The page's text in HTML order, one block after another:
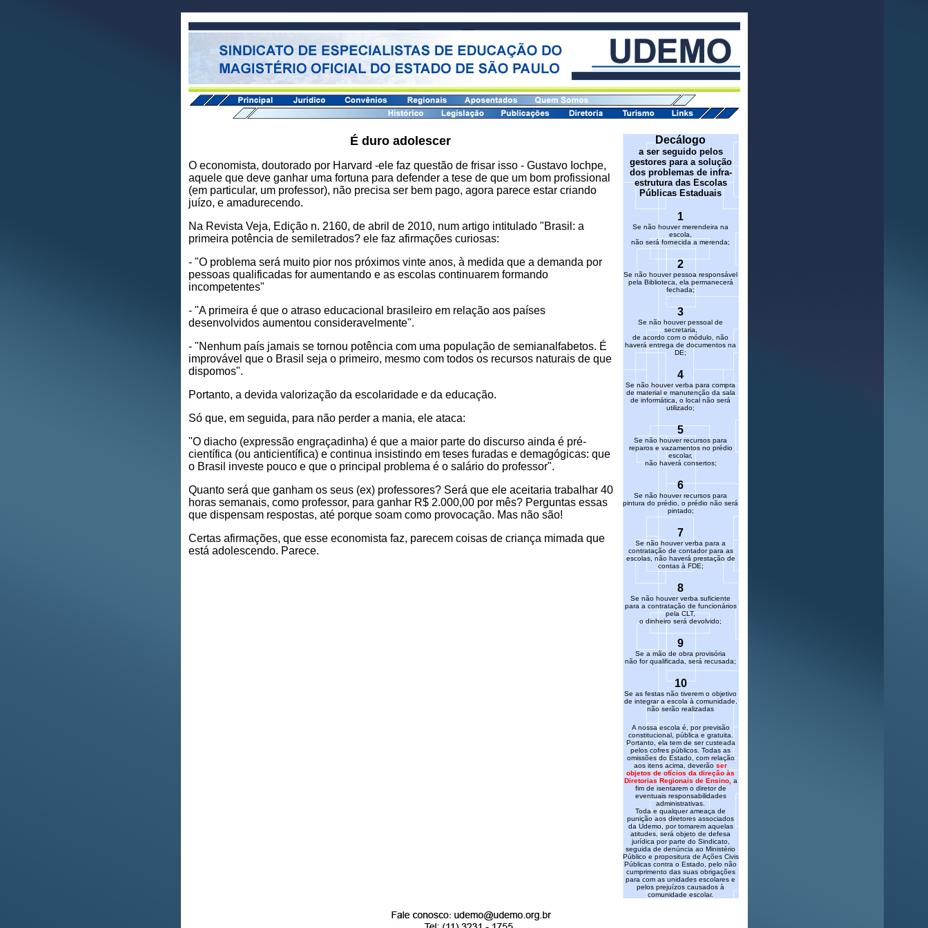
É duro adolescer
O economista, doutorado por Harvard -ele faz questão de frisar isso - Gustavo Iochpe,
aquele que deve ganhar uma fortuna para defender a tese de que um bom profissional
(em particular, um professor), não precisa ser bem pago, agora parece estar criando
juízo, e amadurecendo.
Na Revista Veja, Edição n. 2160, de abril de 2010, num artigo intitulado "Brasil: a
primeira potência de semiletrados? ele faz afirmações curiosas:
- "O problema será muito pior nos próximos vinte anos, à medida que a demanda por
pessoas qualificadas for aumentando e as escolas continuarem formando
incompetentes"
- "A primeira é que o atraso educacional brasileiro em relação aos países
desenvolvidos aumentou consideravelmente".
- "Nenhum país jamais se tornou potência com uma população de semianalfabetos. É
improvável que o Brasil seja o primeiro, mesmo com todos os recursos naturais de que
dispomos".
Portanto, a devida valorização da escolaridade e da educação.
Só que, em seguida, para não perder a mania, ele ataca:
"O diacho (expressão engraçadinha) é que a maior parte do discurso ainda é pré-
científica (ou anticientífica) e continua insistindo em teses furadas e demagógicas: que
o Brasil investe pouco e que o principal problema é o salário do professor".
Quanto será que ganham os seus (ex) professores? Será que ele aceitaria trabalhar 40
horas semanais, como professor, para ganhar R$ 2.000,00 por mês? Perguntas essas
que dispensam respostas, até porque soam como provocação. Mas não são!
Certas afirmações, que esse economista faz, parecem coisas de criança mimada que
está adolescendo. Parece.
Decálogo
a ser seguido pelos
gestores para a solução
dos problemas de infra-
estrutura das Escolas
Públicas Estaduais
1
Se não houver merendeira na
escola,
não será fornecida a merenda;
2
Se não houver pessoa responsável
pela Biblioteca, ela permanecerá
fechada;
3
Se não houver pessoal de
secretaria,
de acordo com o módulo, não
haverá entrega de documentos na
DE;
4
Se não houver verba para compra
de material e manutenção da sala
de informática, o local não será
utilizado;
5
Se não houver recursos para
reparos e vazamentos no prédio
escolar,
não haverá consertos;
6
Se não houver recursos para
pintura do prédio, o prédio não será
pintado;
7
Se não houver verba para a
contratação de contador para as
escolas, não haverá prestação de
contas à FDE;
8
Se não houver verba suficiente
para a contratação de funcionários
pela CLT,
o dinheiro será devolvido;
9
Se a mão de obra provisória
não for qualificada, será recusada;
10
Se as festas não tiverem o objetivo
de integrar a escola à comunidade,
não serão realizadas
A nossa escola é, por previsão
constitucional, pública e gratuita.
Portanto, ela tem de ser custeada
pelos cofres públicos. Todas as
omissões do Estado, com relação
aos itens acima, deverão ser
objetos de ofícios da direção às
Diretorias Regionais de Ensino, a
fim de isentarem o diretor de
eventuais responsabilidades
administrativas.
Toda e qualquer ameaça de
punição aos diretores associados
da Udemo, por tomarem aquelas
atitudes, será objeto de defesa
jurídica por parte do Sindicato,
seguida de denúncia ao Ministério
Público e propositura de Ações Civis
Públicas contra o Estado, pelo não
cumprimento das suas obrigações
para com as unidades escolares e
pelos prejuízos causados à
comunidade escolar.